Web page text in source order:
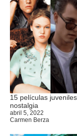
15 películas
nostalgia
abril 5, 2022
Carmen Berza